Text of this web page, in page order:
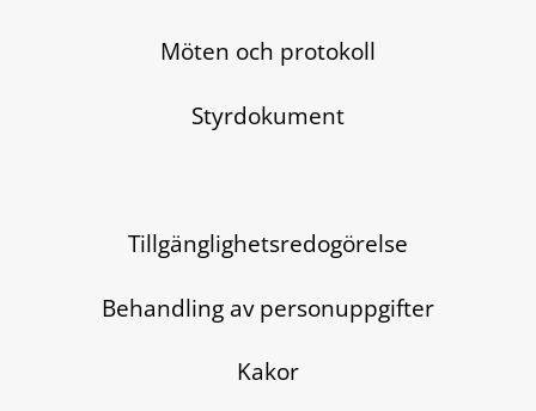
Möten och protokoll
Styrdokument
Tillgänglighetsredogörelse
Behandling av personuppgifter
Kakor